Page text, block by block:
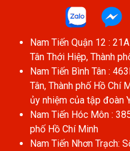
Nam Tiến Quận 12 :
Tân Thới Hiệp, Thành
Nam Tiến Bình Tân :
Tân, Thành phố Hồ Chí
ủy nhiệm của tập đoàn
Nam Tiến Hóc Môn :
phố Hồ Chí Minh
Nam Tiến Nhơn Trạch: